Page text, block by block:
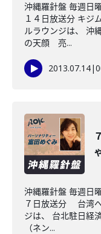
沖縄羅針盤 毎週
１４日放送分 キジ
ルラウンジは、
の天顔 亮...
2013.07.14|
沖縄羅針盤 毎週
７日放送分 台湾
ジは、 台北駐日経
（ネン...